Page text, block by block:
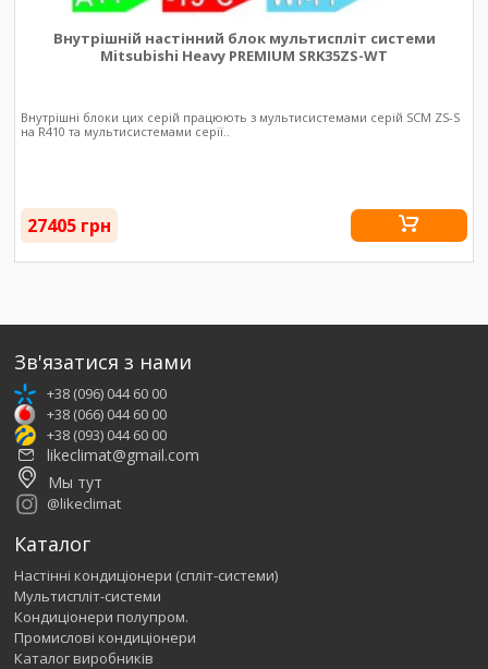
Внутрішній настінний блок мультиспліт системи
Mitsubishi Heavy PREMIUM SRK35ZS-WT
Внутрішні блоки цих серій працюють з мультисистемами серій SCM ZS-S
на R410 та мультисистемами серії..
27405 грн
Зв'язатися з нами
+38 (096) 044 60 00
+38 (066) 044 60 00
+38 (093) 044 60 00
likeclimat@gmail.com
Мы тут
@likeclimat
Каталог
Настінні кондиціонери (спліт-системи)
Мультиспліт-системи
Кондиціонери полупром.
Промислові кондиціонери
Каталог виробників